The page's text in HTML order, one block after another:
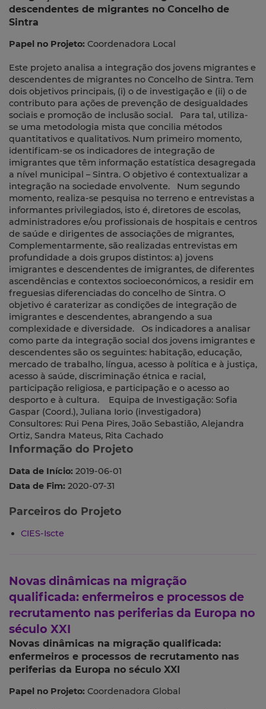
descendentes de migrantes no Concelho de
Sintra
Papel no Projeto: Coordenadora Local
Este projeto analisa a integração dos jovens migrantes e
descendentes de migrantes no Concelho de Sintra. Tem
dois objetivos principais, (i) o de investigação e (ii) o de
contributo para ações de prevenção de desigualdades
sociais e promoção de inclusão social. Para tal, utiliza-
se uma metodologia mista que concilia métodos
quantitativos e qualitativos. Num primeiro momento,
identificam-se os indicadores de integração de
imigrantes que têm informação estatística desagregada
a nível municipal – Sintra. O objetivo é contextualizar a
integração na sociedade envolvente. Num segundo
momento, realiza-se pesquisa no terreno e entrevistas a
informantes privilegiados, isto é, diretores de escolas,
administradores e/ou profissionais de hospitais e centros
de saúde e dirigentes de associações de migrantes,
Complementarmente, são realizadas entrevistas em
profundidade a dois grupos distintos: a) jovens
imigrantes e descendentes de imigrantes, de diferentes
ascendências e contextos socioeconómicos, a residir em
freguesias diferenciadas do concelho de Sintra. O
objetivo é caraterizar as condições de integração de
imigrantes e descendentes, abrangendo a sua
complexidade e diversidade. Os indicadores a analisar
como parte da integração social dos jovens imigrantes e
descendentes são os seguintes: habitação, educação,
mercado de trabalho, língua, acesso à política e à justiça,
acesso à saúde, discriminação étnica e racial,
participação religiosa, e participação e o acesso ao
desporto e à cultura. Equipa de Investigação: Sofia
Gaspar (Coord.), Juliana Iorio (investigadora)
Consultores: Rui Pena Pires, João Sebastião, Alejandra
Ortiz, Sandra Mateus, Rita Cachado
Informação do Projeto
Data de Início: 2019-06-01
Data de Fim: 2020-07-31
Parceiros do Projeto
CIES-Iscte
Novas dinâmicas na migração
qualificada: enfermeiros e processos de
recrutamento nas periferias da Europa no
século XXI
Novas dinâmicas na migração qualificada:
enfermeiros e processos de recrutamento nas
periferias da Europa no século XXI
Papel no Projeto: Coordenadora Global